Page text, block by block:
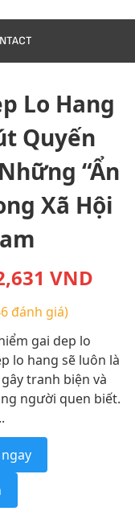
Lo Hang
Quyến
“Ẩn
Xã Hội
VND
đánh giá)
gai dep lo
lo hang sẽ luôn là
tranh biện và
người quen biết.